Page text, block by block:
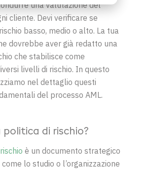
una valutazione del
cliente. Devi verificare se
basso, medio o alto. La tua
dovrebbe aver già redatto una
che stabilisce come
livelli di rischio. In questo
nel dettaglio questi
del processo AML.
politica di rischio?
è un documento strategico
lo studio o l’organizzazione